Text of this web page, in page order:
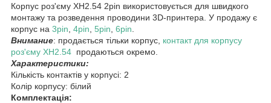
Корпус роз'єму XH2.54 2pin використовується для швидкого
монтажу та розведення проводини 3D-принтера. У продажу є
корпус на 3pin 4pin 5pin 6pin
Внимание: продається тільки корпус, контакт для корпусу
роз'єму XH2.54 продаються окремо.
Характеристики:
Кількість контактів у корпусі: 2
Колір корпусу: білий
Комплектація: